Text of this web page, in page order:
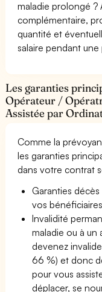
maladie prolongé ?
complémentaire,
quantité et
salaire pendant
Les garanties
Opérateur /
Assistée par
Comme la
les garanties
dans votre contrat
Garanties
vos
Invalidité
maladie ou à un
devenez
66 %) et donc
pour vous
déplacer, se